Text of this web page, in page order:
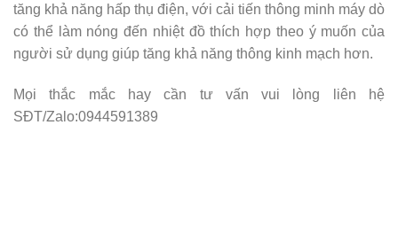
tăng khả năng hấp thụ điện, với cải tiến thông minh máy dò
có thể làm nóng đến nhiệt đồ thích hợp theo ý muốn của
người sử dụng giúp tăng khả năng thông kinh mạch hơn.
Mọi thắc mắc hay cần tư vấn vui lòng liên hệ
SĐT/Zalo:0944591389